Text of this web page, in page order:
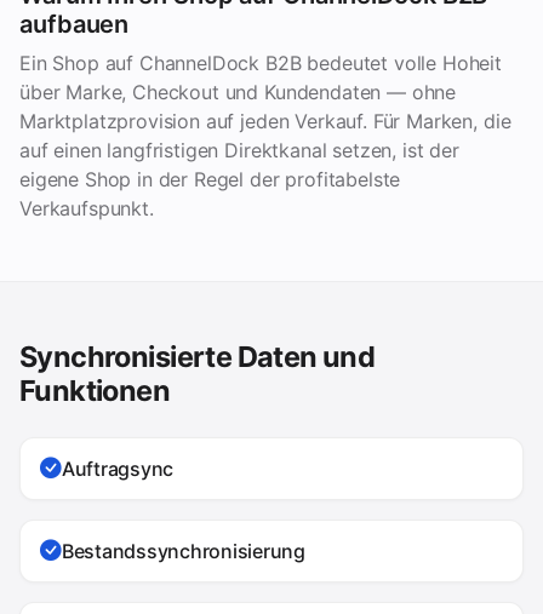
aufbauen
Ein Shop auf ChannelDock B2B bedeutet volle Hoheit
über Marke, Checkout und Kundendaten — ohne
Marktplatzprovision auf jeden Verkauf. Für Marken, die
auf einen langfristigen Direktkanal setzen, ist der
eigene Shop in der Regel der profitabelste
Verkaufspunkt.
Synchronisierte Daten und
Funktionen
Auftragsync
Bestandssynchronisierung